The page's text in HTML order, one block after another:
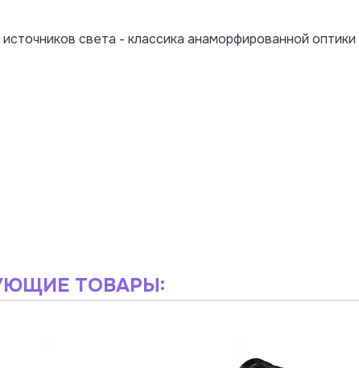
света - классика анаморфированной оптики
ТОВАРЫ: